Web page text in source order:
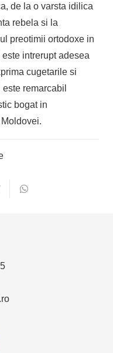
de la o varsta idilica
rebela si la
preotimii ortodoxe in
intrerupt adesea
cugetarile si
remarcabil
bogat in